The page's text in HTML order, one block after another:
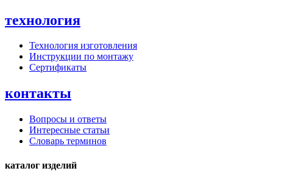
технология
Технология изготовления
Инструкции по монтажу
Сертификаты
контакты
Вопросы и ответы
Интересные статьи
Словарь терминов
каталог изделий